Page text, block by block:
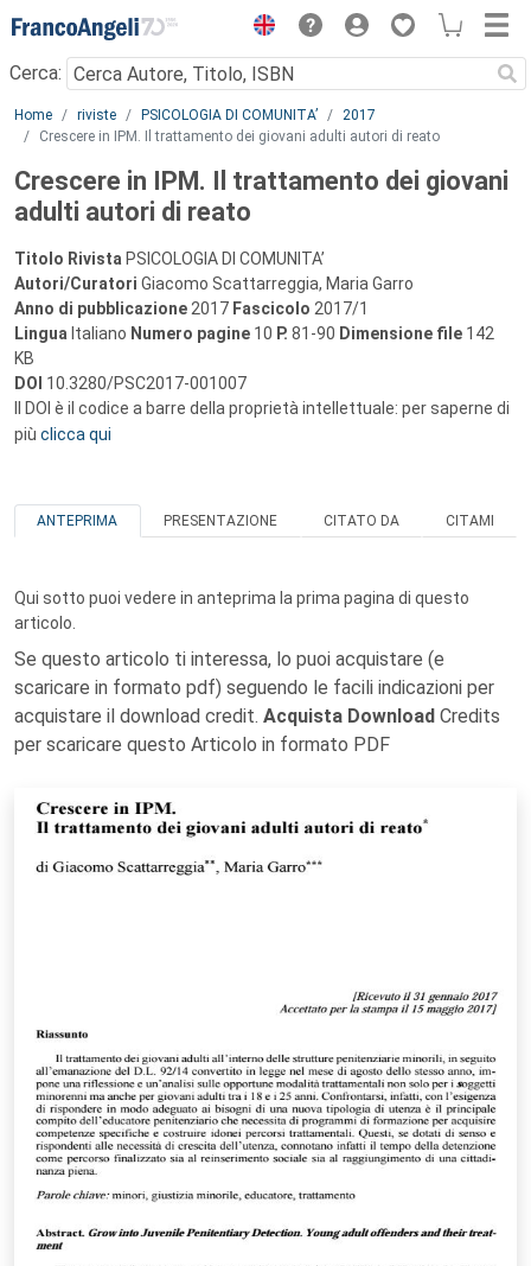
Menu
Cerca:
Main content
Home riviste PSICOLOGIA DI COMUNITA’
2017
Crescere in IPM. Il trattamento dei giovani adulti autori di reato
Crescere in IPM. Il trattamento dei giovani
adulti autori di reato
Titolo Rivista PSICOLOGIA DI COMUNITA’
Autori/Curatori Giacomo Scattarreggia, Maria Garro
Anno di pubblicazione 2017 Fascicolo 2017/1
Lingua Italiano Numero pagine 10 P. 81-90 Dimensione file 142
KB
DOI 10.3280/PSC2017-001007
Il DOI è il codice a barre della proprietà intellettuale: per saperne di
più clicca qui
ANTEPRIMA PRESENTAZIONE CITATO DA CITAMI
Qui sotto puoi vedere in anteprima la prima pagina di questo
articolo.
Se questo articolo ti interessa, lo puoi acquistare (e
scaricare in formato pdf) seguendo le facili indicazioni per
acquistare il download credit. Acquista Download Credits
per scaricare questo Articolo in formato PDF